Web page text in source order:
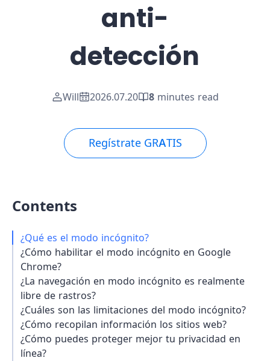
anti-
detección
Will 2026.07.20 8 minutes read
Regístrate GRATIS
Contents
¿Qué es el modo incógnito?
¿Cómo habilitar el modo incógnito en Google
Chrome?
¿La navegación en modo incógnito es realmente
libre de rastros?
¿Cuáles son las limitaciones del modo incógnito?
¿Cómo recopilan información los sitios web?
¿Cómo puedes proteger mejor tu privacidad en
línea?